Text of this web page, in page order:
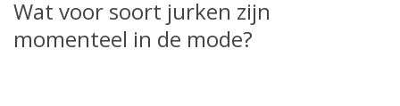
Wat voor soort jurken zijn
momenteel in de mode?